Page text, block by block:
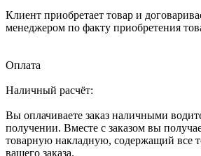
Клиент приобретает товар и
менеджером по факту приобретения
Оплата
Наличный расчёт:
Вы оплачиваете заказ наличными
получении. Вместе с заказом вы
товарную накладную, содержащий все
вашего заказа.